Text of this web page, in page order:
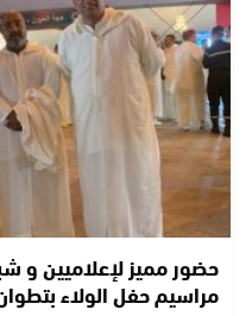
حضور مميز لإعلاميين و
مراسيم حفل الولاء